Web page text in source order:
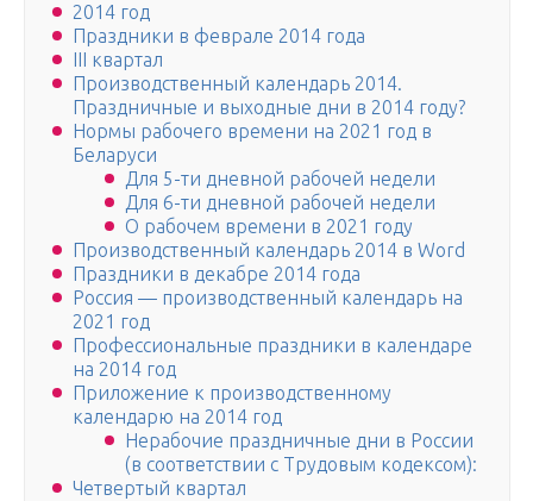
2014 год
Праздники в феврале 2014 года
III квартал
Производственный календарь 2014.
Праздничные и выходные дни в 2014 году?
Нормы рабочего времени на 2021 год в
Беларуси
Для 5-ти дневной рабочей недели
Для 6-ти дневной рабочей недели
О рабочем времени в 2021 году
Производственный календарь 2014 в Word
Праздники в декабре 2014 года
Россия — производственный календарь на
2021 год
Профессиональные праздники в календаре
на 2014 год
Приложение к производственному
календарю на 2014 год
Нерабочие праздничные дни в России
(в соответствии с Трудовым кодексом):
Четвертый квартал